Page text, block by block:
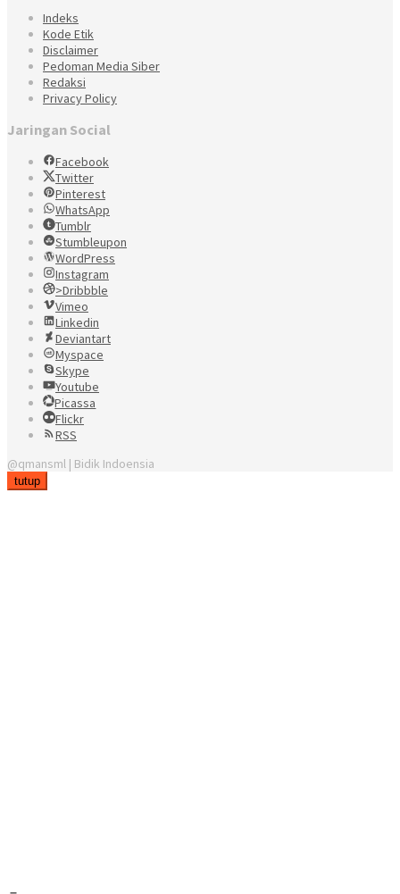
Indeks
Kode Etik
Disclaimer
Pedoman Media Siber
Redaksi
Privacy Policy
Jaringan Social
Facebook
Twitter
Pinterest
WhatsApp
Tumblr
Stumbleupon
WordPress
Instagram
>Dribbble
Vimeo
Linkedin
Deviantart
Myspace
Skype
Youtube
Picassa
Flickr
RSS
@qmansml | Bidik Indoensia
tutup